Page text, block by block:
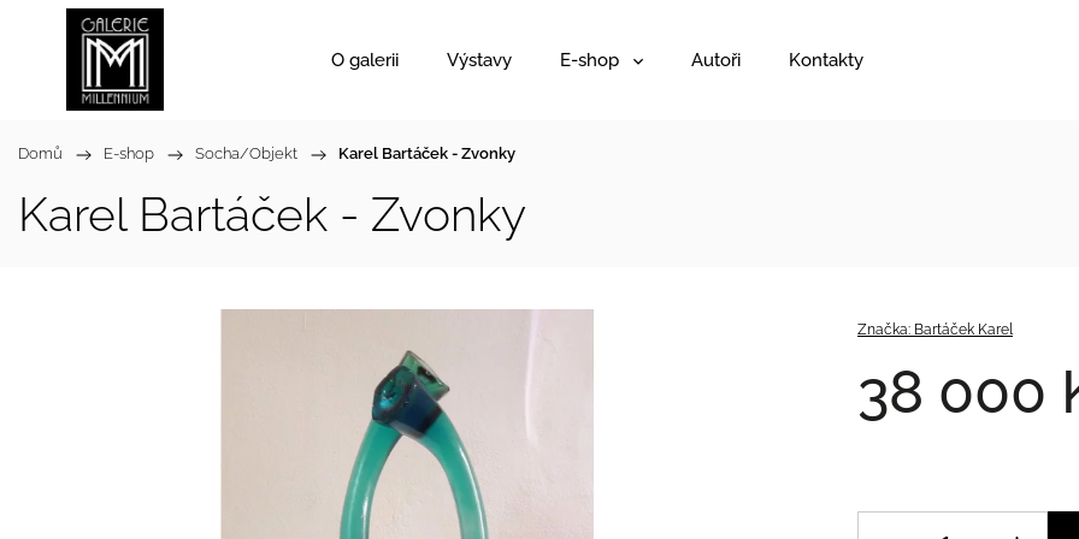
O galerii Výstavy E-shop Autoři Kontakty
Domů / E-shop / Socha/Objekt / Karel Bartáček - Zvonky
Karel Bartáček - Zvonky
Značka: Bartáček Karel
38 000